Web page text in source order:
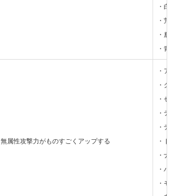
・白
・荒
・鏖
・青
無属性攻撃力がものすごくアップする
・ア
・ク
・セ
・テ
・デ
・ド
・ナ
・パ
・モ